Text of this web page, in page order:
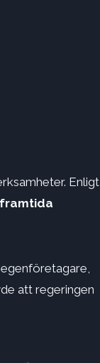
Enligt
att regeringen